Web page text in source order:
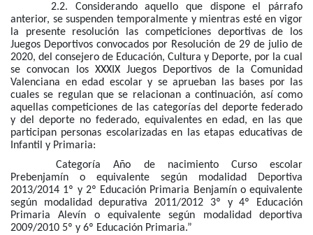
2.2. Considerando aquello que dispone el párrafo
anterior, se suspenden temporalmente y mientras esté en vigor
la presente resolución las competiciones deportivas de los
Juegos Deportivos convocados por Resolución de 29 de julio de
2020, del consejero de Educación, Cultura y Deporte, por la cual
se convocan los XXXIX Juegos Deportivos de la Comunidad
Valenciana en edad escolar y se aprueban las bases por las
cuales se regulan que se relacionan a continuación, así como
aquellas competiciones de las categorías del deporte federado
y del deporte no federado, equivalentes en edad, en las que
participan personas escolarizadas en las etapas educativas de
Infantil y Primaria:
Categoría Año de nacimiento Curso escolar
Prebenjamín o equivalente según modalidad Deportiva
2013/2014 1º y 2º Educación Primaria Benjamín o equivalente
según modalidad depurativa 2011/2012 3º y 4º Educación
Primaria Alevín o equivalente según modalidad deportiva
2009/2010 5º y 6º Educación Primaria.”